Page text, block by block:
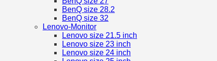
BenQ size 28.2
BenQ size 32
Lenovo-Monitor
Lenovo size 21.5 inch
Lenovo size 23 inch
Lenovo size 24 inch